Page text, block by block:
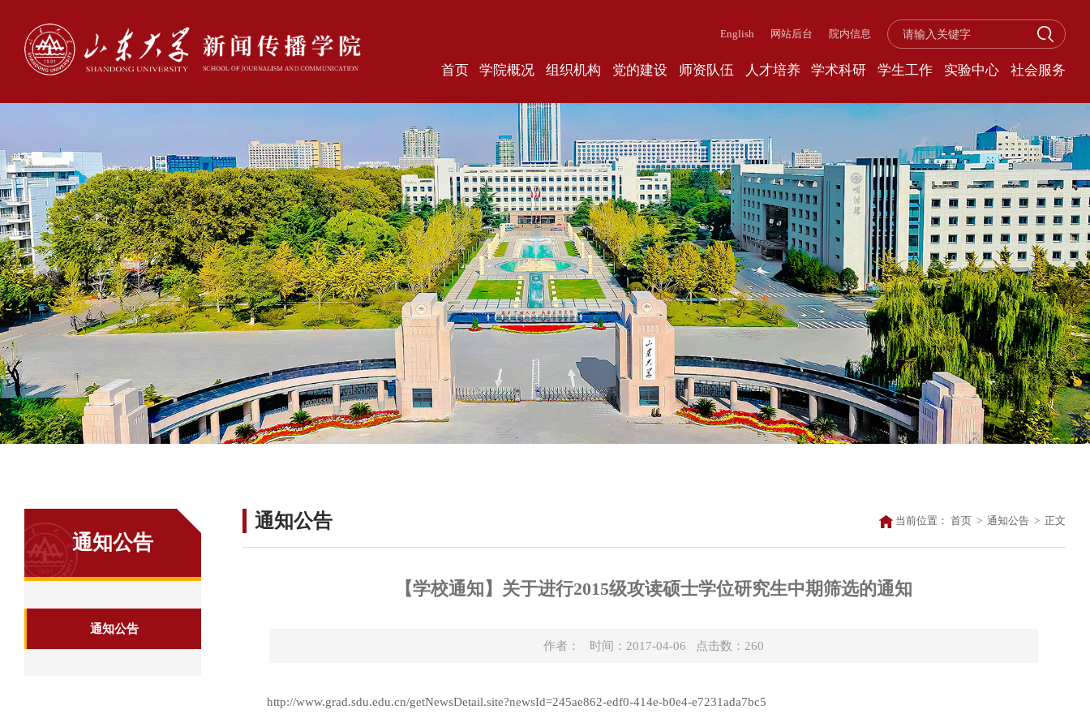
English 网站后台 院内信息
首页 学院概况 组织机构 党的建设 师资队伍 人才培养 学术科研 学生工作 实验中心 社会服务
通知公告
通知公告
通知公告 当前位置： 首页 > 通知公告 > 正文
【学校通知】关于进行2015级攻读硕士学位研究生中期筛选的通知
作者： 时间：2017-04-06 点击数： 260
http://www.grad.sdu.edu.cn/getNewsDetail.site?newsId=245ae862-edf0-414e-b0e4-e7231ada7bc5